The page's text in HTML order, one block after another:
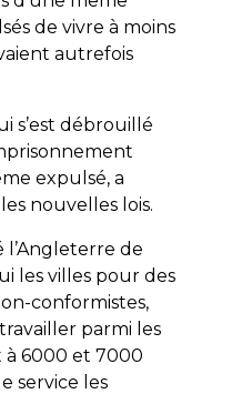
de vivre à moins
autrefois
s’est débrouillé
expulsé, a
nouvelles lois.
l’Angleterre de
les villes pour des
conformistes,
parmi les
à 6000 et 7000
service les